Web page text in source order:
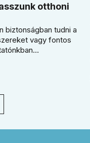
otthoni
biztonságban tudni a
vagy fontos
Megtudja, mikor
a szakszerű rögzítés
minden modern